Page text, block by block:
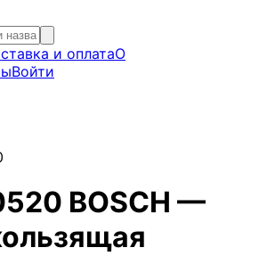
и оплатаО
Войти
BOSCH —